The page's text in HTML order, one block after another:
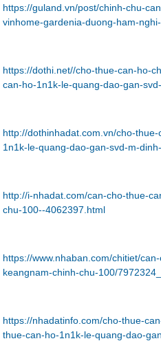
https://guland.vn/post/chinh-chu-
vinhome-gardenia-duong-ham-
https://dothi.net//cho-thue-can-ho-
can-ho-1n1k-le-quang-dao-gan-
http://dothinhadat.com.vn/cho-
1n1k-le-quang-dao-gan-svd-m-
http://i-nhadat.com/can-cho-thue-
chu-100--4062397.html
https://www.nhaban.com/chitiet/
keangnam-chinh-chu-100/
https://nhadatinfo.com/cho-thue-
thue-can-ho-1n1k-le-quang-dao-